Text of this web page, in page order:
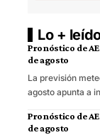
Lo +
Pronóstico de
de agosto
La previsión
agosto apunta a
Pronóstico de
de agosto